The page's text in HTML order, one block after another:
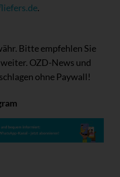
.
Bitte empfehlen Sie
OZD-News und
ohne Paywall!